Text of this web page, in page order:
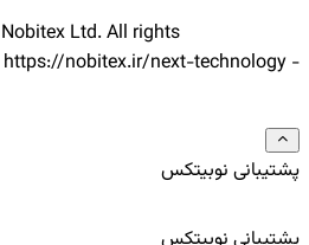
Nobitex Ltd. All rights
https://nobitex.ir/next-technology -
پشتیبانی نوبیتکس